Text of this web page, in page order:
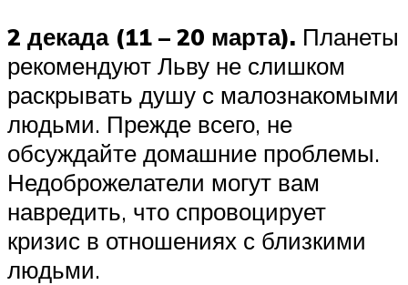
2 декада (11 – 20 марта). Планеты
рекомендуют Льву не слишком
раскрывать душу с малознакомыми
людьми. Прежде всего, не
обсуждайте домашние проблемы.
Недоброжелатели могут вам
навредить, что спровоцирует
кризис в отношениях с близкими
людьми.